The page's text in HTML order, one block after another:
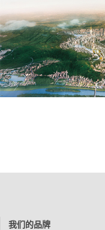
我们的品牌